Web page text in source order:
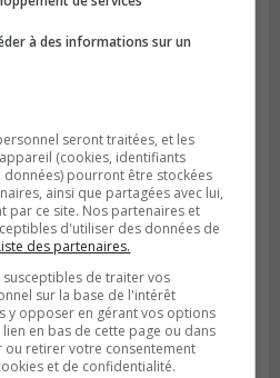
du lac Cristal était
à des informations sur un
seront traitées, et les
(cookies, identifiants
pourront être stockées
ainsi que partagées avec lui,
par ce site. Nos partenaires et
d'utiliser des données de
des partenaires.
de traiter vos
sur la base de l'intérêt
y opposer en gérant vos options
lien en bas de cette page ou dans
ou retirer votre consentement
et de confidentialité.